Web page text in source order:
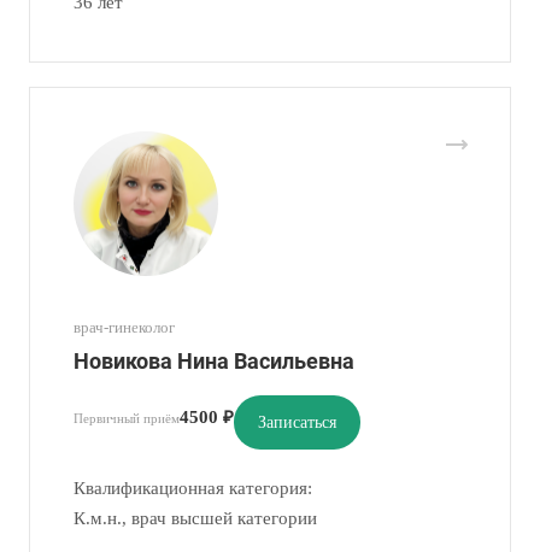
врач-гинеколог
Новикова Нина Васильевна
Первичный приём4500 ₽ Записаться
Квалификационная категория:
К.м.н., врач высшей категории